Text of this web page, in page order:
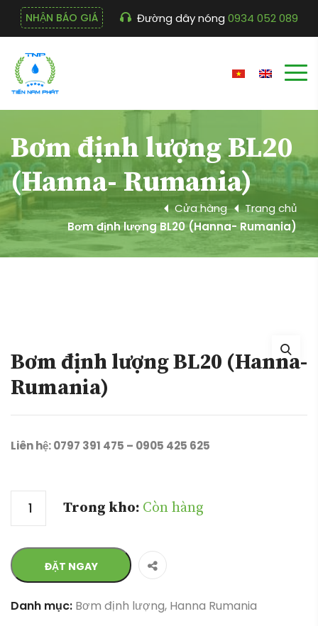
NHẬN BÁO GIÁ Đường dây nóng 0934 052 089
Bơm định lượng BL20
(Hanna- Rumania)
Trang chủ
Cửa hàng
Bơm định lượng BL20 (Hanna- Rumania)
Bơm định lượng BL20 (Hanna-
Rumania)
Liên hệ: 0797 391 475 – 0905 425 625
Trong kho: Còn hàng
ĐẶT NGAY
Danh mục: Bơm định lượng, Hanna Rumania